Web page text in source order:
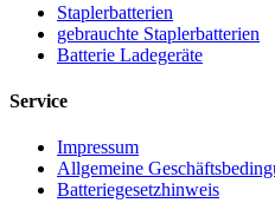
Staplerbatterien
gebrauchte Staplerbatterien
Batterie Ladegeräte
Service
Impressum
Allgemeine
Batteriegesetzhinweis